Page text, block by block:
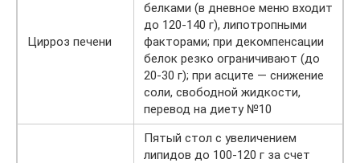
Цирроз печени
белками (в дневное меню входит
до 120-140 г), липотропными
факторами; при декомпенсации
белок резко ограничивают (до
20-30 г); при асците — снижение
соли, свободной жидкости,
перевод на диету №10
Пятый стол с увеличением
липидов до 100-120 г за счет